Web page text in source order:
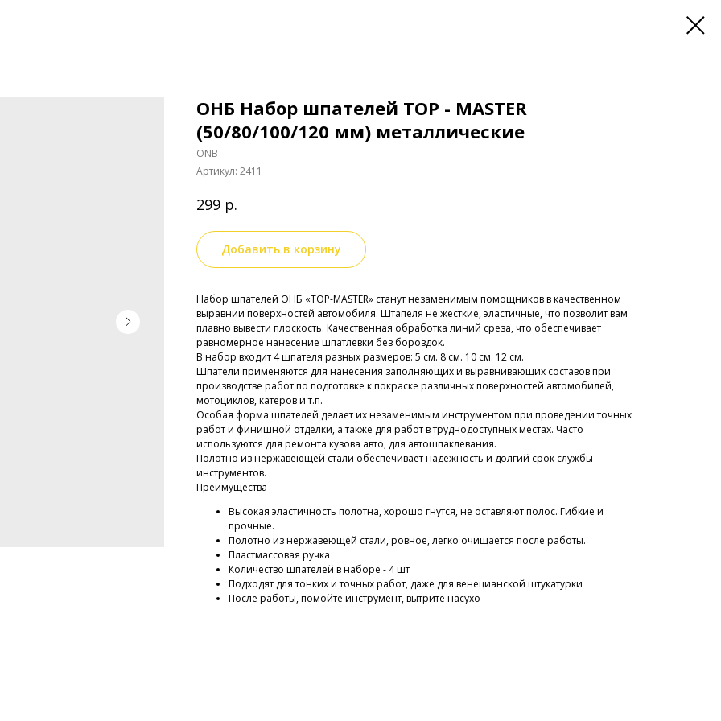
ОНБ Набор шпателей TOP - MASTER
(50/80/100/120 мм) металлические
ONB
Артикул: 2411
299 р.
Добавить в корзину
Набор шпателей ОНБ «TOP-MASTER» станут незаменимым помощников в качественном
выравнии поверхностей автомобиля. Штапеля не жесткие, эластичные, что позволит вам
плавно вывести плоскость. Качественная обработка линий среза, что обеспечивает
равномерное нанесение шпатлевки без бороздок.
В набор входит 4 шпателя разных размеров: 5 см. 8 см. 10 см. 12 см.
Шпатели применяются для нанесения заполняющих и выравнивающих составов при
производстве работ по подготовке к покраске различных поверхностей автомобилей,
мотоциклов, катеров и т.п.
Особая форма шпателей делает их незаменимым инструментом при проведении точных
работ и финишной отделки, а также для работ в труднодоступных местах. Часто
используются для ремонта кузова авто, для автошпаклевания.
Полотно из нержавеющей стали обеспечивает надежность и долгий срок службы
инструментов.
Преимущества
Высокая эластичность полотна, хорошо гнутся, не оставляют полос. Гибкие и
прочные.
Полотно из нержавеющей стали, ровное,легко очищается после работы.
Пластмассовая ручка
Количество шпателей в наборе - 4 шт
Подходят для тонких и точных работ, даже для венецианской штукатурки
После работы, помойте инструмент, вытрите насухо